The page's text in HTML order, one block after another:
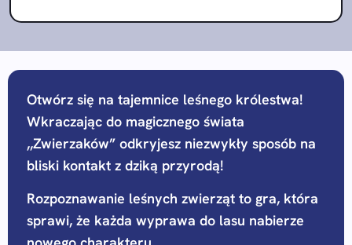
Otwórz się na tajemnice leśnego królestwa!
Wkraczając do magicznego świata
,,Zwierzaków” odkryjesz niezwykły sposób na
bliski kontakt z dziką przyrodą!
Rozpoznawanie leśnych zwierząt to gra, która
sprawi, że każda wyprawa do lasu nabierze